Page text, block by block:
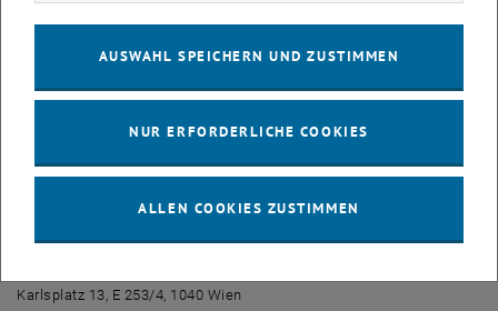
Die Anmeldung für das Doppeldiplomstudium für das Studienjahr
2016/2017 ist bis 15. April 2016 offen.
stipendienprogramme asien studierende _blank>Details
Ass.Prof. Dr. Mladen Jadric
Director of Doubel Degree Programme
Karlsplatz 13, E 253/4, 1040 Wien
AUSWAHL SPEICHERN UND ZUSTIMMEN
NUR ERFORDERLICHE COOKIES
ALLEN COOKIES ZUSTIMMEN